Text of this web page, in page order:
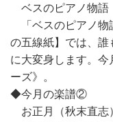
ベスのピアノ物語
「ベスのピアノ物
の五線紙】では、誰
に大変身します。
ーズ》。
◆今月の楽譜②
お正月（秋末直志